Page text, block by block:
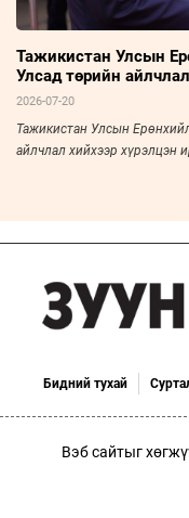
Тажикистан Улсын
Улсад төрийн
2026-07-20
Тажикистан Улсын
айлчлал хийхээр хүрэлцэн
Бидний тухай
Вэб сайтыг